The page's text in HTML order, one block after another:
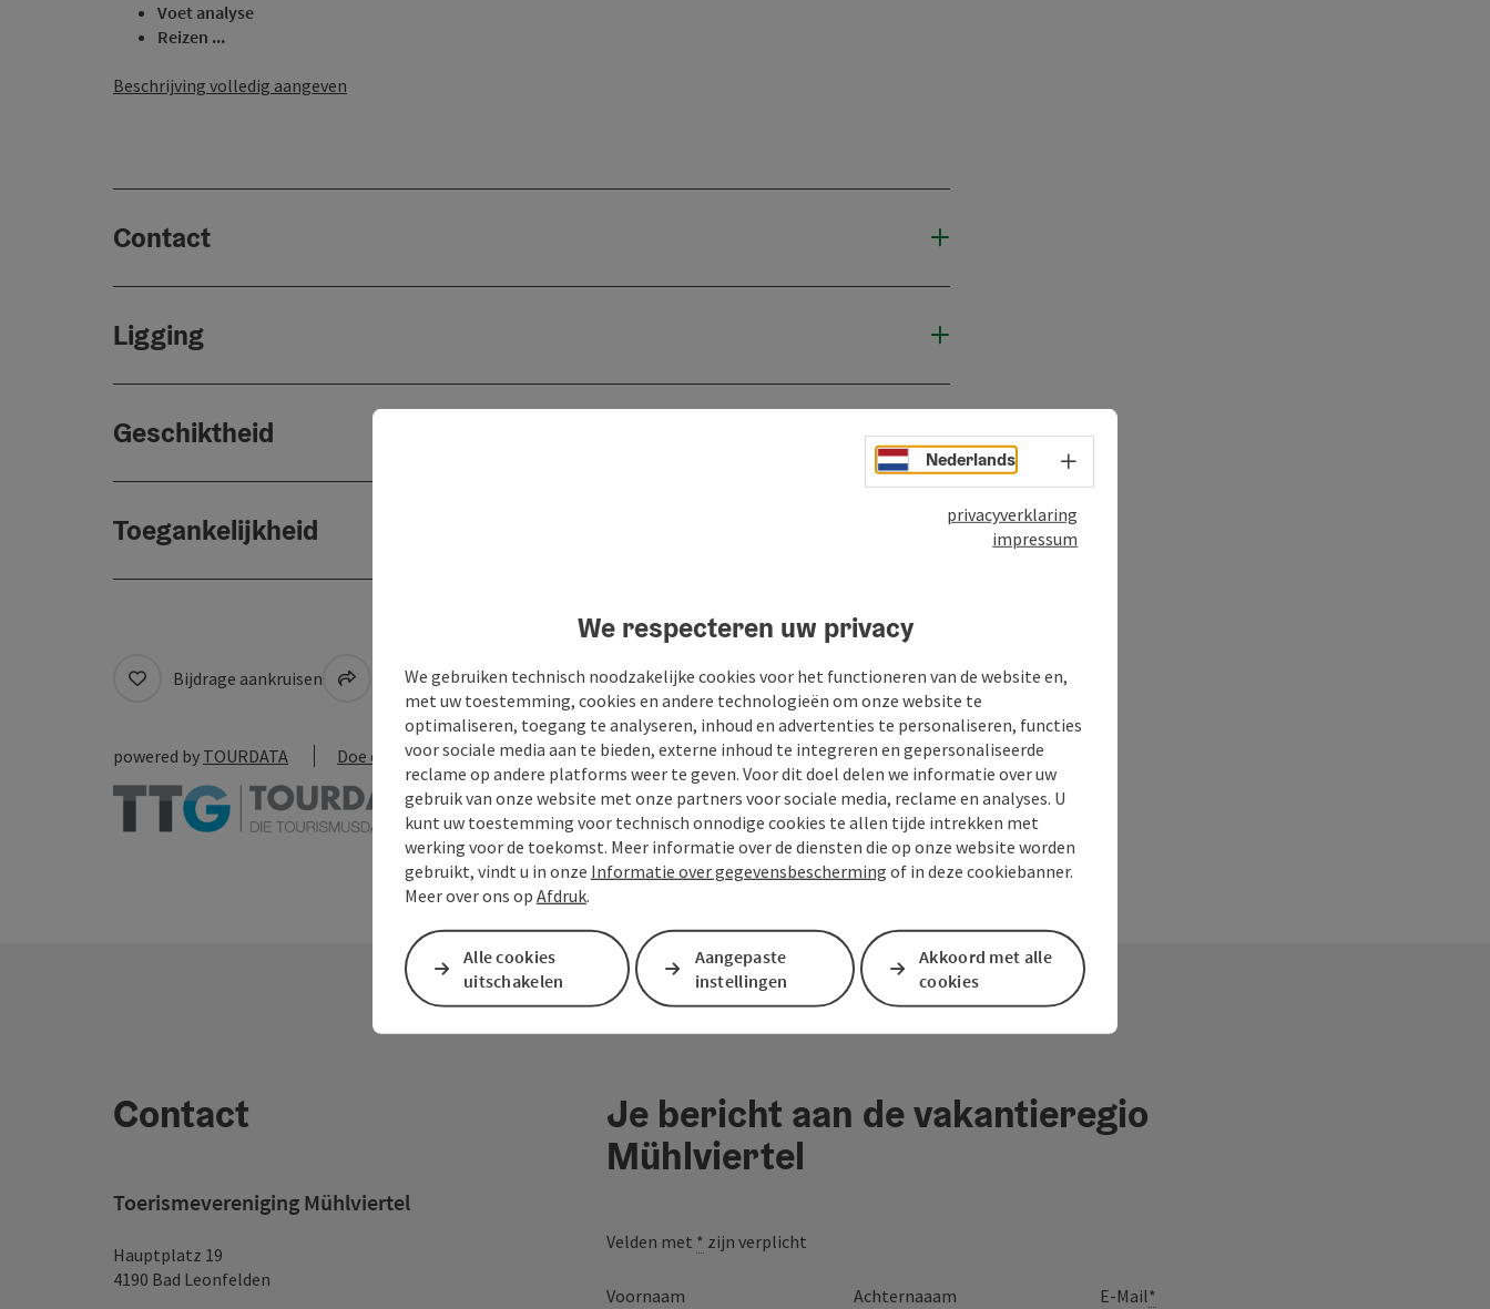
Voet analyse
Reizen ...
Beschrijving volledig aangeven
Contact
Ligging
Geschiktheid
Toegankelijkheid
Bijdrage aankruisen Naar favorieten PDF aanmaken Bijdrage printen In de buurt
powered by TOURDATA Doe een suggestie
Contact
Toerismevereniging Mühlviertel
Hauptplatz 19
4190 Bad Leonfelden
Je bericht aan de vakantieregio
Mühlviertel
Velden met * zijn verplicht
Voornaam Achternaaam E-Mail*
Nederlands Taalkeuze - menu openen
privacyverklaring
impressum
We respecteren uw privacy
We gebruiken technisch noodzakelijke cookies voor het functioneren van de website en,
met uw toestemming, cookies en andere technologieën om onze website te
optimaliseren, toegang te analyseren, inhoud en advertenties te personaliseren, functies
voor sociale media aan te bieden, externe inhoud te integreren en gepersonaliseerde
reclame op andere platforms weer te geven. Voor dit doel delen we informatie over uw
gebruik van onze website met onze partners voor sociale media, reclame en analyses. U
kunt uw toestemming voor technisch onnodige cookies te allen tijde intrekken met
werking voor de toekomst. Meer informatie over de diensten die op onze website worden
gebruikt, vindt u in onze Informatie over gegevensbescherming of in deze cookiebanner.
Meer over ons op Afdruk.
Alle cookies
uitschakelen
Aangepaste
instellingen
Akkoord met alle
cookies